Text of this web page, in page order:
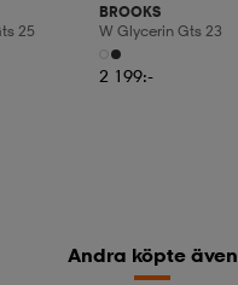
25
BROOKS
W Glycerin Gts 23
2 199:-
Andra köpte även